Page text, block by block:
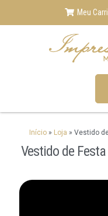
Meu
Início» Loja » Vestido
Vestido de